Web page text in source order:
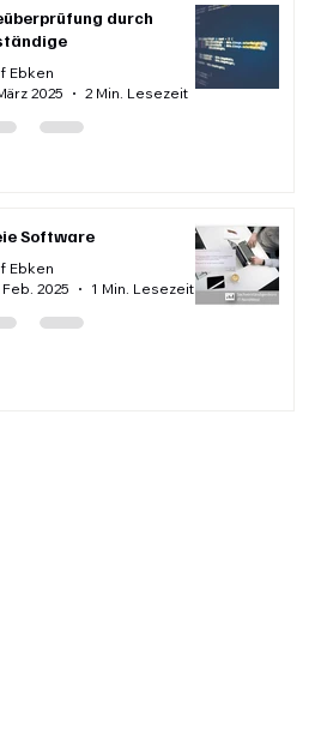
durch
Ebken
2025
2 Min. Lesezeit
Software
Ebken
Feb. 2025
1 Min. Lesezeit